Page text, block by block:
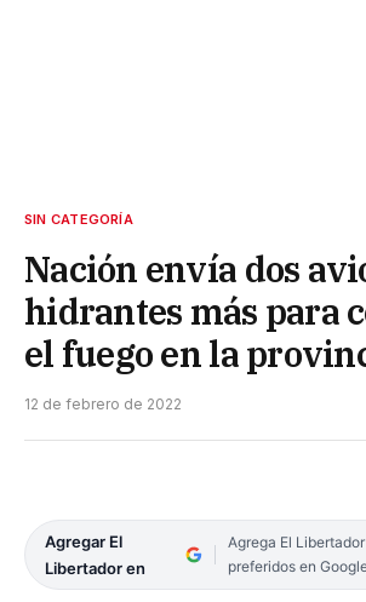
SIN CATEGORÍA
Nación envía dos
hidrantes más para
el fuego en la
12 de febrero de 2022
Agregar El
Libertador en
Agrega El
preferidos en